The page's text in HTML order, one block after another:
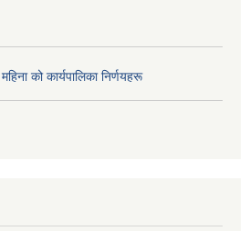
को कार्यपालिका निर्णयहरू